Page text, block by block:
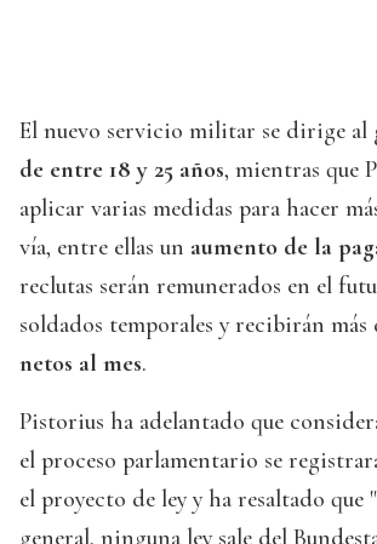
El nuevo servicio militar se dirige al
de entre 18 y 25 años, mientras que
aplicar varias medidas para hacer
vía, entre ellas un aumento de la
reclutas serán remunerados en el
soldados temporales y recibirán más
netos al mes.
Pistorius ha adelantado que
el proceso parlamentario se
el proyecto de ley y ha resaltado que